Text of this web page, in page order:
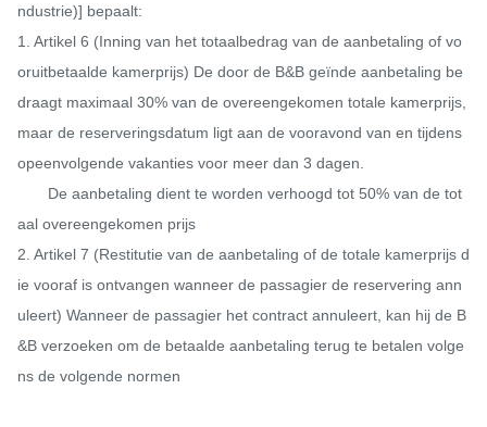
ndustrie)] bepaalt:
1. Artikel 6 (Inning van het totaalbedrag van de aanbetaling of vo
oruitbetaalde kamerprijs) De door de B&B geïnde aanbetaling be
draagt ​​maximaal 30% van de overeengekomen totale kamerprijs,
maar de reserveringsdatum ligt aan de vooravond van en tijdens
opeenvolgende vakanties voor meer dan 3 dagen.
aal overeengekomen prijs
2. Artikel 7 (Restitutie van de aanbetaling of de totale kamerprijs d
ie vooraf is ontvangen wanneer de passagier de reservering ann
uleert) Wanneer de passagier het contract annuleert, kan hij de B
&B verzoeken om de betaalde aanbetaling terug te betalen volge
ns de volgende normen